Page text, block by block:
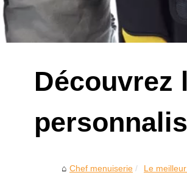
Découvrez
Chef menuiserie Le